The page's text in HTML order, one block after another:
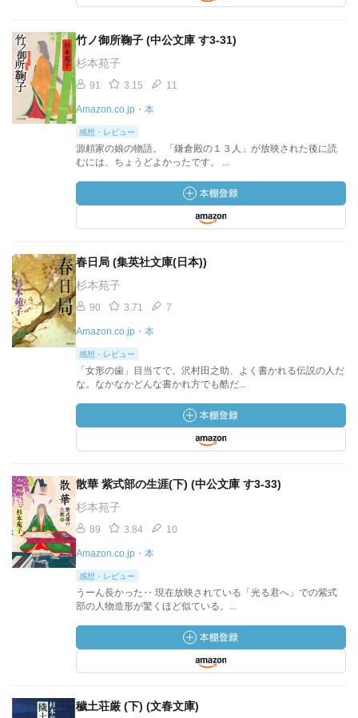
竹ノ御所鞠子 (中公文庫 す3-31)
杉本苑子
91 3.15 11
Amazon.co.jp・本
感想・レビュー
源頼家の娘の物語。 「鎌倉殿の１３人」が放映された後に読
むには、ちょうどよかったです。 ...
春日局 (集英社文庫(日本))
杉本苑子
90 3.71 7
Amazon.co.jp・本
感想・レビュー
「女形の歯」目当てで。沢村田之助、よく書かれる伝説の人だ
な。なかなかどんな書かれ方でも酷だ...
散華 紫式部の生涯(下) (中公文庫 す3-33)
杉本苑子
89 3.84 10
Amazon.co.jp・本
感想・レビュー
うーん長かった‥ 現在放映されている「光る君へ」での紫式
部の人物造形が驚くほど似ている。...
穢土荘厳 (下) (文春文庫)